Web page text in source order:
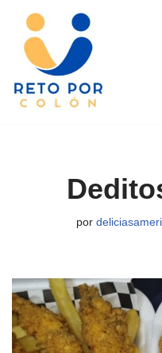
Saltar
contenido
por